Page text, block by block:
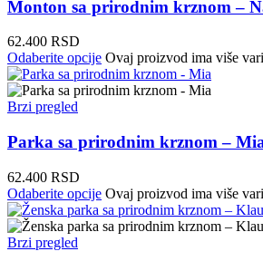
Monton sa prirodnim krznom –
62.400 RSD
Odaberite opcije Ovaj proizvod ima više
Brzi pregled
Parka sa prirodnim krznom –
62.400 RSD
Odaberite opcije Ovaj proizvod ima više
Brzi pregled